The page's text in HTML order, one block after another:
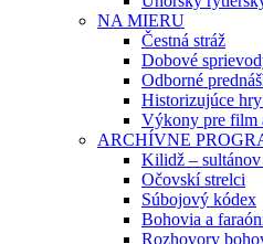
NA MIERU
Čestná stráž
Dobové
Odborné
Historizujúce
Výkony pre film
ARCHÍVNE
Kilidž – sultánov
Očovskí strelci
Súbojový kódex
Bohovia a
Rozhovory